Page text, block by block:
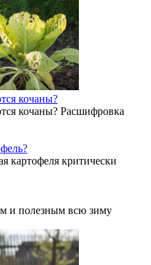
кочаны?
кочаны? Расшифровка
картофеля критически
и полезным всю зиму